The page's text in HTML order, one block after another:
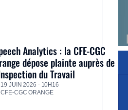
Analytics : la CFE-CGC
dépose plainte auprès de
du Travail
19 JUIN 2026 - 10H16
CFE-CGC ORANGE